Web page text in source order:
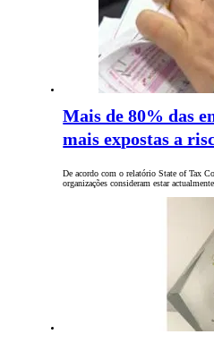
Mais de 80% das
mais expostas a
De acordo com o relatório State of Tax
organizações consideram estar